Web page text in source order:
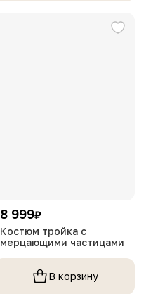
8 999₽
Костюм тройка с
мерцающими частицами
В корзину